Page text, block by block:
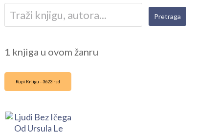
1 knjiga u ovom žanru
Kupi Knjigu - 3623 rsd